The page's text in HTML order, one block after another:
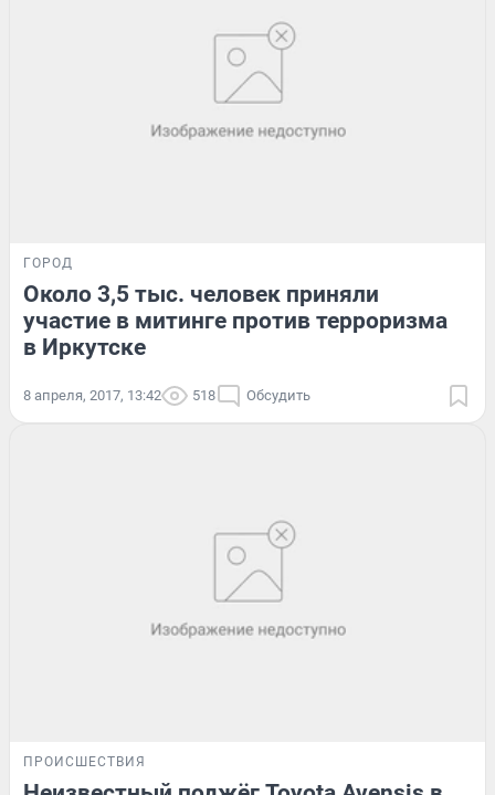
ГОРОД
Около 3,5 тыс. человек приняли
участие в митинге против терроризма
в Иркутске
8 апреля, 2017, 13:42 518 Обсудить
ПРОИСШЕСТВИЯ